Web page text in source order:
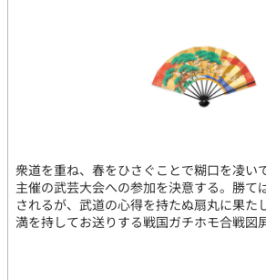
衆道を重ね、春をひさぐことで糊口を凌い
主催の武芸大会への参加を決意する。勝て
されるが、武道の心得を持たぬ扇丸に果た
満を持してお送りする戦国ガチホモ合戦図